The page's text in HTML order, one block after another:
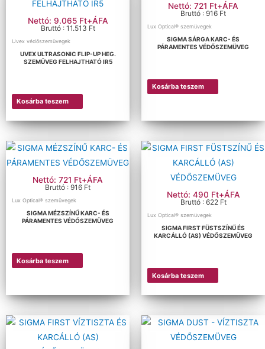
Nettó: 9.065 Ft+ÁFA
Bruttó : 11.513 Ft
Uvex védőszemüvegek
UVEX ULTRASONIC FLIP-UP HEG.
SZEMÜVEG FELHAJTHATÓ IR5
Kosárba teszem
Nettó: 721 Ft+ÁFA
Bruttó : 916 Ft
Lux Optical® szemüvegek
SIGMA SÁRGA KARC- ÉS
PÁRAMENTES VÉDŐSZEMÜVEG
Kosárba teszem
Nettó: 721 Ft+ÁFA
Bruttó : 916 Ft
Lux Optical® szemüvegek
SIGMA MÉZSZÍNŰ KARC- ÉS
PÁRAMENTES VÉDŐSZEMÜVEG
Kosárba teszem
Nettó: 490 Ft+ÁFA
Bruttó : 622 Ft
Lux Optical® szemüvegek
SIGMA FIRST FÜSTSZÍNŰ ÉS
KARCÁLLÓ (AS) VÉDŐSZEMÜVEG
Kosárba teszem